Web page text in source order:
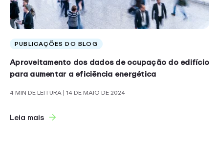
PUBLICAÇÕES DO BLOG
Aproveitamento dos dados de ocupação do edifício
para aumentar a eficiência energética
4 MIN DE LEITURA| 14 DE MAIO DE 2024
Leia mais